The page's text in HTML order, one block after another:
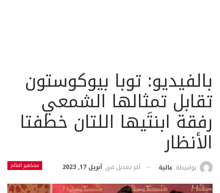
بالفيديو: توبا بيوكوستون
تقابل تمثالها الشمعي
رفقة ابنتَيها اللتان خطفتا
الأنظار
مشاهير العالم بواسطة عالية أخر تعديل في أبريل 17, 2023